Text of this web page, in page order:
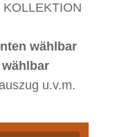
wählbar
u.v.m.